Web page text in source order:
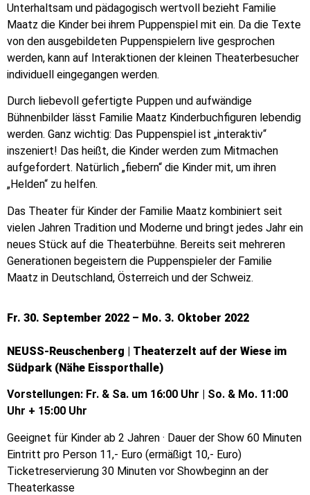
Unterhaltsam und pädagogisch wertvoll bezieht Familie
Maatz die Kinder bei ihrem Puppenspiel mit ein. Da die Texte
von den ausgebildeten Puppenspielern live gesprochen
werden, kann auf Interaktionen der kleinen Theaterbesucher
individuell eingegangen werden.
Durch liebevoll gefertigte Puppen und aufwändige
Bühnenbilder lässt Familie Maatz Kinderbuchfiguren lebendig
werden. Ganz wichtig: Das Puppenspiel ist „interaktiv“
inszeniert! Das heißt, die Kinder werden zum Mitmachen
aufgefordert. Natürlich „fiebern“ die Kinder mit, um ihren
„Helden“ zu helfen.
Das Theater für Kinder der Familie Maatz kombiniert seit
vielen Jahren Tradition und Moderne und bringt jedes Jahr ein
neues Stück auf die Theaterbühne. Bereits seit mehreren
Generationen begeistern die Puppenspieler der Familie
Maatz in Deutschland, Österreich und der Schweiz.
Fr. 30. September 2022 – Mo. 3. Oktober 2022
NEUSS-Reuschenberg | Theaterzelt auf der Wiese im
Südpark (Nähe Eissporthalle)
Vorstellungen: Fr. & Sa. um 16:00 Uhr | So. & Mo. 11:00
Uhr + 15:00 Uhr
Geeignet für Kinder ab 2 Jahren · Dauer der Show 60 Minuten
Eintritt pro Person 11,- Euro (ermäßigt 10,- Euro)
Ticketreservierung 30 Minuten vor Showbeginn an der
Theaterkasse